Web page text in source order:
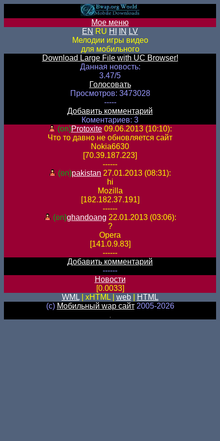
Мое меню
EN RU HI IN LV
Мелодии игры видео
для мобильного
Download Large File with UC Browser!
Данная новость:
3.47/5
Голосовать
Просмотров: 3473028
-----
Добавить комментарий
Коментариев: 3
(on)Protoxite09.06.2013 (10:10):
Что то давно не обновляется сайт
Nokia6630
[70.39.187.223]
------
(on)pakistan 27.01.2013 (08:31):
hi
Mozilla
[182.182.37.191]
------
(on)ghandoang 22.01.2013 (03:06):
?
Opera
[141.0.9.83]
------
Добавить комментарий
------
Новости
[0.0033]
WML| xHTML | web|
HTML
(c) Мобильный wap сайт2005-2026